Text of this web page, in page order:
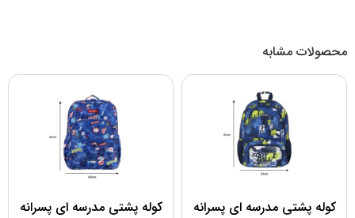
محصولات مشابه
کوله پشتی مدرسه ای پسرانه
کوله پشتی مدرسه ای پسرانه